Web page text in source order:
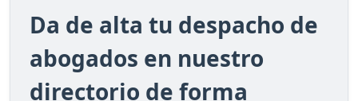
Da de alta tu despacho de
abogados en nuestro
directorio de forma